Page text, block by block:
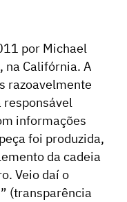
por Michael
na Califórnia. A
razoavelmente
responsável
informações
foi produzida,
da cadeia
Veio daí o
(transparência